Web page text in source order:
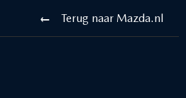
Terug naar Mazda.nl